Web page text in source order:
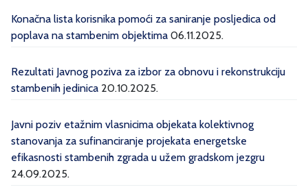
Konačna lista korisnika pomoći za saniranje posljedica od
poplava na stambenim objektima 06.11.2025.
Rezultati Javnog poziva za izbor za obnovu i rekonstrukciju
stambenih jedinica 20.10.2025.
Javni poziv etažnim vlasnicima objekata kolektivnog
stanovanja za sufinanciranje projekata energetske
efikasnosti stambenih zgrada u užem gradskom jezgru
24.09.2025.